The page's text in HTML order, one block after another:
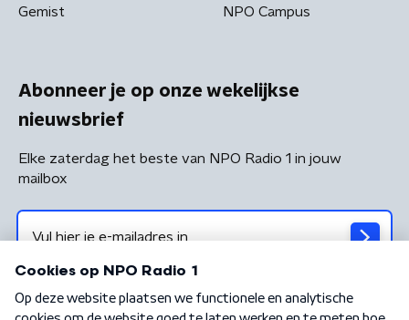
Gemist NPO Campus
Abonneer je op onze wekelijkse
nieuwsbrief
Elke zaterdag het beste van NPO Radio 1 in jouw
mailbox